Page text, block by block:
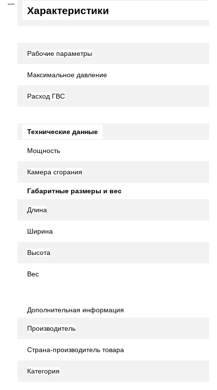
Характеристики
Рабочие параметры
Максимальное давление
Расход ГВС
Технические данные
Мощность
Камера сгорания
Габаритные размеры и вес
Длина
Ширина
Высота
Вес
Дополнительная информация
Производитель
Страна-производитель товара
Категория